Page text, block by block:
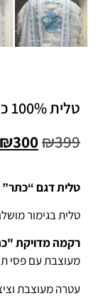
טלית 100% כותנה "כתר" פסים תכלת
₪399
₪300
טלית דגם “כתר” 100% כותנה מפואר ביופיו !
טלית בגימור
רקמה מדויקת
מעוצבת עם פסי
עטרה מעוצבת